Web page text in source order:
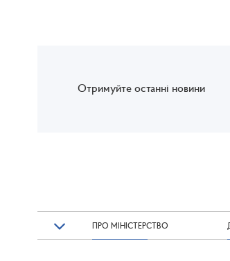
Отримуйте останні новини
ПРО МІНІСТЕРСТВО